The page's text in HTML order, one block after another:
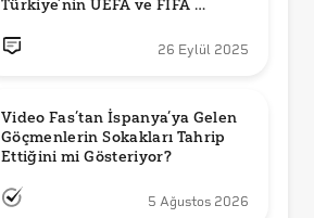
Türkiye’nin UEFA ve FIFA
26 Eylül 2025
Video Fas’tan İspanya’ya Gelen
Göçmenlerin Sokakları Tahrip
Ettiğini mi Gösteriyor?
5 Ağustos 2026